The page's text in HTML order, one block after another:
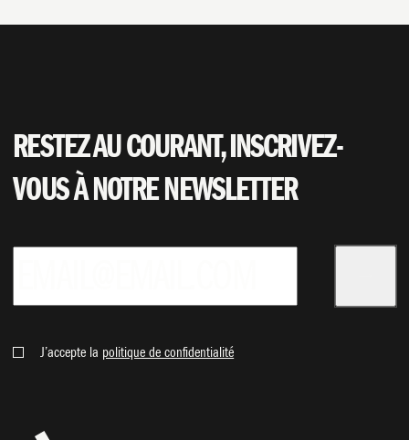
PARIS BASKETBALL
NOS OFFRES
RESTEZ AU COURANT, INSCRIVEZ-
VOUS À NOTRE NEWSLETTER
J’accepte la politique de confidentialité